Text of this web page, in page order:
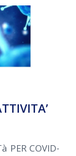
PER COVID-